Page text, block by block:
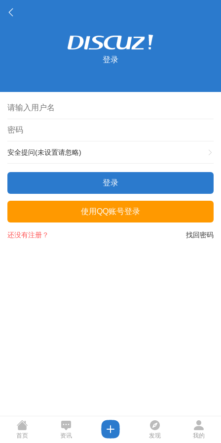
登录
安全提问(未设置请忽略)
登录
使用QQ账号登录
找回密码
还没有注册？
首页 资讯 发现 我的